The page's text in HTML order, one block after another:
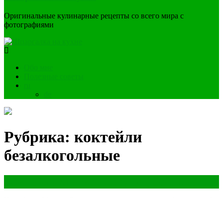
Оригинальные кулинарные рецепты со всего мира с
фотографиями
Рубрика: коктейли
безалкогольные